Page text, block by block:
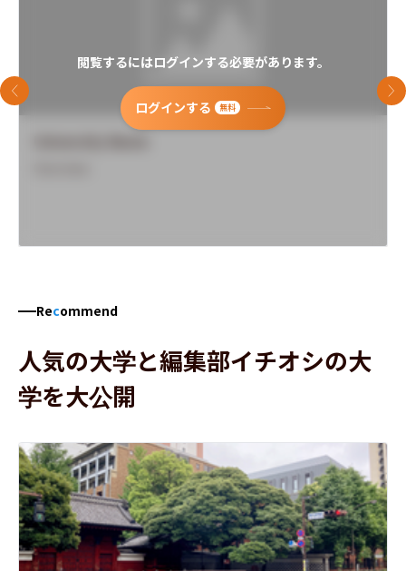
閲覧するにはログインする必要があります。
ログインする 無料
前のスライド 次
Recommend
人気の大学と編集部イチオシの大
学を大公開